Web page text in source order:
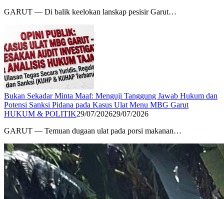
GARUT — Di balik keelokan lanskap pesisir Garut…
Bukan Sekadar Minta Maaf: Menguji Tanggung Jawab Hukum dan
Potensi Sanksi Pidana pada Kasus Ulat Menu MBG Garut​
HUKUM & POLITIK29/07/202629/07/2026
GARUT — Temuan dugaan ulat pada porsi makanan…